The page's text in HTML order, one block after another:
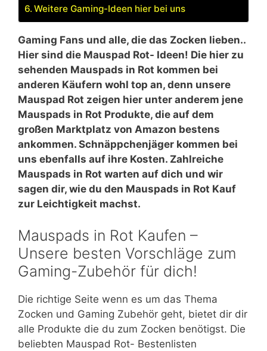
Weitere Gaming-Ideen hier bei uns
Gaming Fans und alle, die das Zocken lieben..
Hier sind die Mauspad Rot- Ideen! Die hier zu
sehenden Mauspads in Rot kommen bei
anderen Käufern wohl top an, denn unsere
Mauspad Rot zeigen hier unter anderem jene
Mauspads in Rot Produkte, die auf dem
großen Marktplatz von Amazon bestens
ankommen. Schnäppchenjäger kommen bei
uns ebenfalls auf ihre Kosten. Zahlreiche
Mauspads in Rot warten auf dich und wir
sagen dir, wie du den Mauspads in Rot Kauf
zur Leichtigkeit machst.
Mauspads in Rot Kaufen –
Unsere besten Vorschläge zum
Gaming-Zubehör für dich!
Die richtige Seite wenn es um das Thema
Zocken und Gaming Zubehör geht, bietet dir dir
alle Produkte die du zum Zocken benötigst. Die
beliebten Mauspad Rot- Bestenlisten